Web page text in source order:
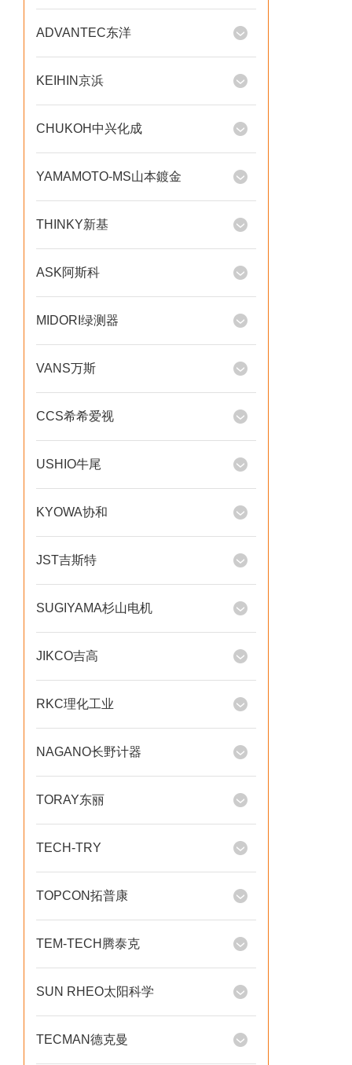
ADVANTEC东洋
KEIHIN京浜
CHUKOH中兴化成
YAMAMOTO-MS山本鍍金
THINKY新基
ASK阿斯科
MIDORI绿测器
VANS万斯
CCS希希爱视
USHIO牛尾
KYOWA协和
JST吉斯特
SUGIYAMA杉山电机
JIKCO吉高
RKC理化工业
NAGANO长野计器
TORAY东丽
TECH-TRY
TOPCON拓普康
TEM-TECH腾泰克
SUN RHEO太阳科学
TECMAN德克曼